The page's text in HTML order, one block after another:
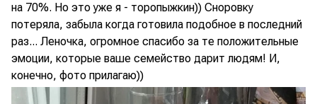
на 70%. Но это уже я - торопыжкин)) Сноровку
потеряла, забыла когда готовила подобное в последний
раз... Леночка, огромное спасибо за те положительные
эмоции, которые ваше семейство дарит людям! И,
конечно, фото прилагаю))